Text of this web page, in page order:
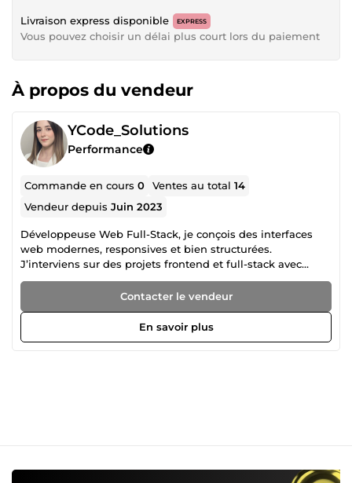
Livraison express disponible EXPRESS
Vous pouvez choisir un délai plus court lors du paiement
À propos du vendeur
YCode_Solutions
Performance
Commande en cours0 Ventes au total14
Vendeur depuisJuin 2023
Développeuse Web Full-Stack, je conçois des interfaces
web modernes, responsives et bien structurées.
J’interviens sur des projets frontend et full-stack avec
Angular, React, JavaScript, TypeScript, Node.js, Express.js,
NestJS et les bases de données. Rigoureuse, attentive et
impliquée, je veille à proposer un travail propre,
professionnel et adapté aux besoins du projet. Mon
objectif est simple : créer des solutions claires, fiables et
Contacter le vendeur
En savoir plus